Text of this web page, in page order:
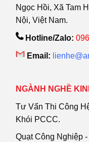
Ngọc Hồi, Xã Tam
Nội, Việt Nam.
Hotline/Zalo:
Email:
NGÀNH NGHỀ
Tư Vấn Thi Công
Khói PCCC.
Quạt Công Nghiệp